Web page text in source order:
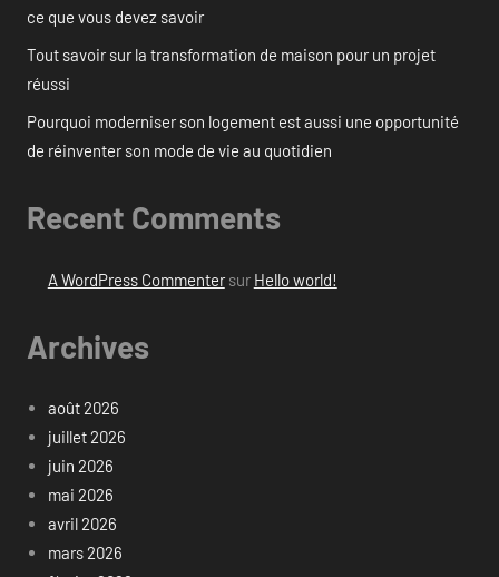
ce que vous devez savoir
Tout savoir sur la transformation de maison pour un projet
réussi
Pourquoi moderniser son logement est aussi une opportunité
de réinventer son mode de vie au quotidien
Recent Comments
A WordPress Commentersur Hello world!
Archives
août 2026
juillet 2026
juin 2026
mai 2026
avril 2026
mars 2026